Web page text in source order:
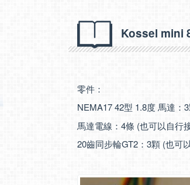
Kossel mini
零件：
NEMA17 42型 1.8度 馬達：
馬達電線：4條 (也可以自行
20齒同步輪GT2：3顆 (也可